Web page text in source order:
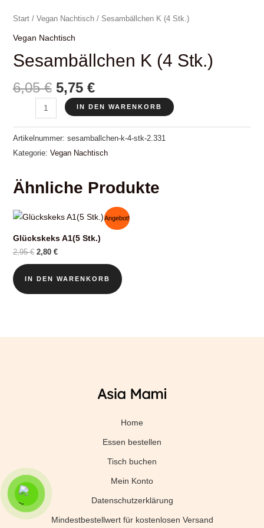
Start/ Vegan Nachtisch/ Sesambällchen K (4 Stk.)
Vegan Nachtisch
Sesambällchen K (4 Stk.)
6,05€ Ursprünglicher
Preis
war:
6,05 €
5,75 €Aktueller
Preis
ist:
5,75 €.
Sesambällchen
(4
Stk.)
IN DEN WARENKORB
Artikelnummer: sesamballchen-k-4-stk-2.331
Kategorie: Vegan Nachtisch
Ähnliche Produkte
Angebot!
Glückskeks A1(5 Stk.)
2,95€ Ursprünglicher
2,95 €
2,80 €Aktueller
2,80 €.
IN DEN WARENKORB
Home
Essen bestellen
Tisch buchen
Mein Konto
Datenschutzerklärung
Mindestbestellwert für kostenlosen Versand